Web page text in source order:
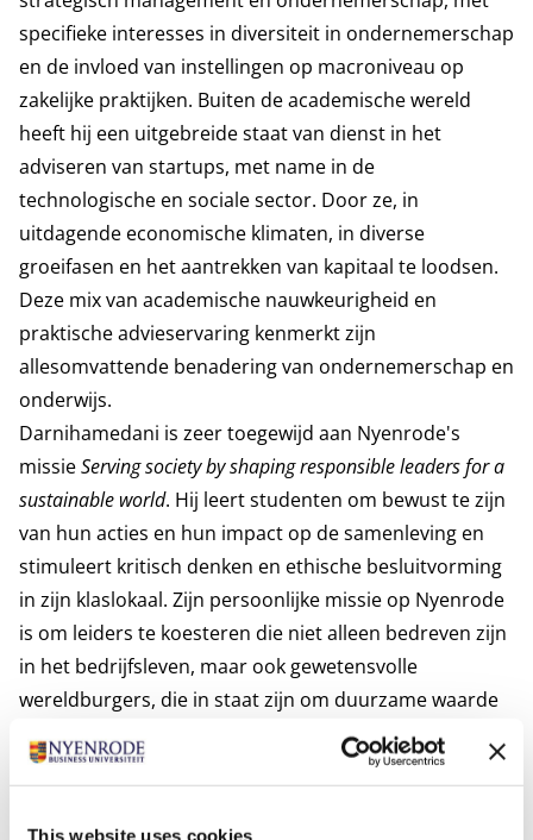
This website uses cookies
specifieke interesses in diversiteit in ondernemerschap
en de invloed van instellingen op macroniveau op
zakelijke praktijken. Buiten de academische wereld
heeft hij een uitgebreide staat van dienst in het
adviseren van startups, met name in de
technologische en sociale sector. Door ze, in
uitdagende economische klimaten, in diverse
groeifasen en het aantrekken van kapitaal te loodsen.
Deze mix van academische nauwkeurigheid en
praktische advieservaring kenmerkt zijn
allesomvattende benadering van ondernemerschap en
onderwijs.
Darnihamedani is zeer toegewijd aan Nyenrode's
missieServing society by shaping responsible leaders for a
sustainable world. Hij leert studenten om bewust te zijn
van hun acties en hun impact op de samenleving en
stimuleert kritisch denken en ethische besluitvorming
in zijn klaslokaal. Zijn persoonlijke missie op Nyenrode
is om leiders te koesteren die niet alleen bedreven zijn
in het bedrijfsleven, maar ook gewetensvolle
wereldburgers, die in staat zijn om duurzame waarde
te creëren voor hun organisaties en de bredere
gemeenschap. Darnihamedani's aanpak combineert
ervaringen uit de startup-wereld, waardoor hij een